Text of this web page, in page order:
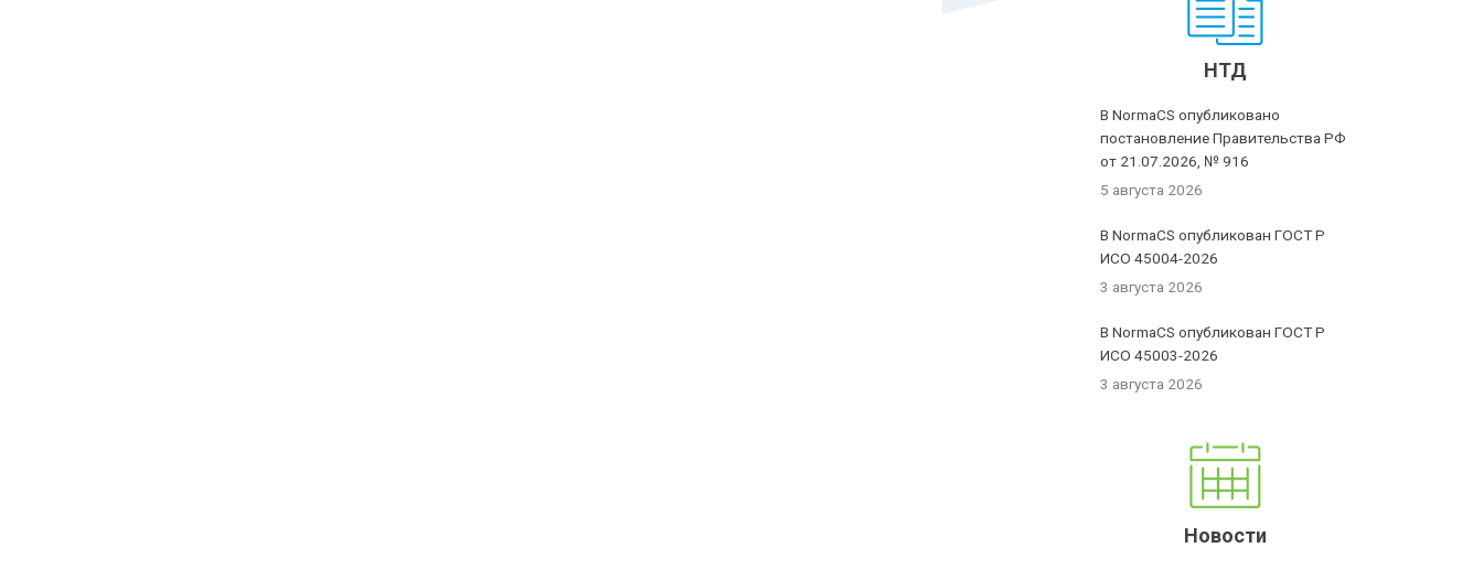
НТД
В NormaCS опубликовано
постановление Правительства РФ
от 21.07.2026, № 916
5 августа 2026
В NormaCS опубликован ГОСТ Р
ИСО 45004-2026
3 августа 2026
В NormaCS опубликован ГОСТ Р
ИСО 45003-2026
3 августа 2026
Новости